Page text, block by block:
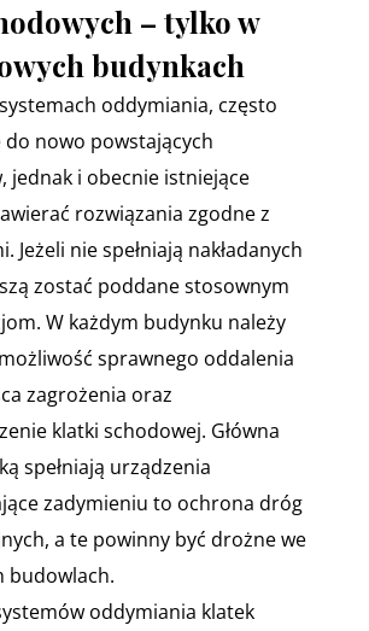
– tylko w
budynkach
oddymiania, często
do nowo powstających
jednak i obecnie istniejące
rozwiązania zgodne z
Jeżeli nie spełniają nakładanych
zostać poddane stosownym
W każdym budynku należy
sprawnego oddalenia
zagrożenia oraz
klatki schodowej. Główna
spełniają urządzenia
zadymieniu to ochrona dróg
a te powinny być drożne we
budowlach.
oddymiania klatek